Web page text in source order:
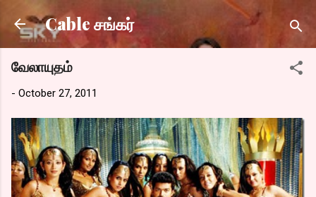
Skip to main content
Cable சங்கர்
வேலாயுதம்
- October 27, 2011